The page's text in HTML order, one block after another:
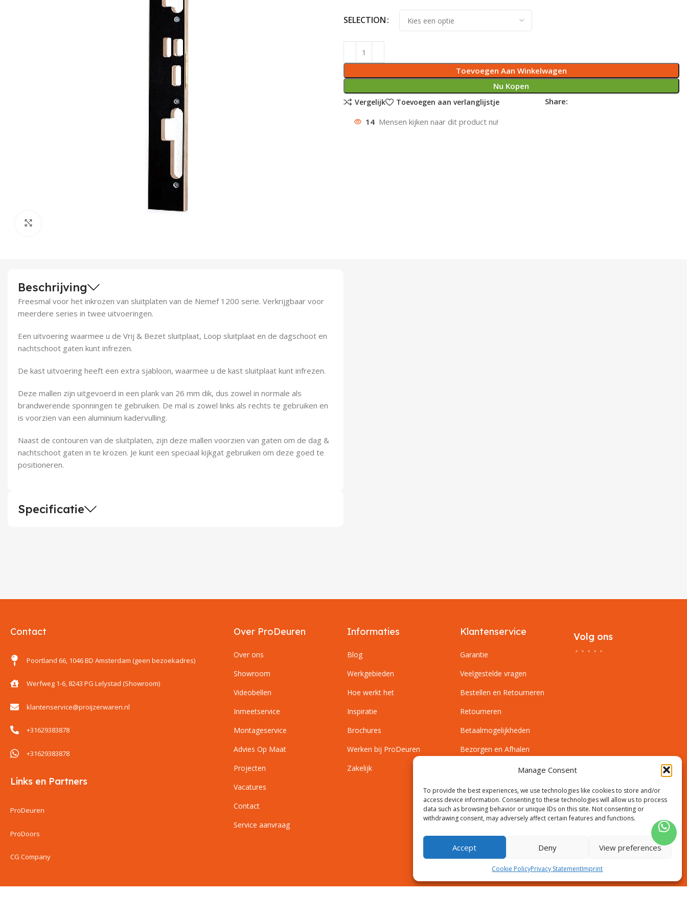
Manage Consent
To provide the best experiences, we use technologies like cookies to store and/or
access device information. Consenting to these technologies will allow us to process
data such as browsing behavior or unique IDs on this site. Not consenting or
withdrawing consent, may adversely affect certain features and functions.
Accept Deny View preferences
Cookie PolicyPrivacy StatementImprint
SELECTION
Toevoegen Aan Winkelwagen
Nu Kopen
Vergelijk Toevoegen aan verlanglijstje Share:
14 Mensen kijken naar dit product nu!
Beschrijving
Freesmal voor het inkrozen van sluitplaten van de Nemef 1200 serie. Verkrijgbaar voor
meerdere series in twee uitvoeringen.
Een uitvoering waarmee u de Vrij & Bezet sluitplaat, Loop sluitplaat en de dagschoot en
nachtschoot gaten kunt infrezen.
De kast uitvoering heeft een extra sjabloon, waarmee u de kast sluitplaat kunt infrezen.
Deze mallen zijn uitgevoerd in een plank van 26 mm dik, dus zowel in normale als
brandwerende sponningen te gebruiken. De mal is zowel links als rechts te gebruiken en
is voorzien van een aluminium kadervulling.
Naast de contouren van de sluitplaten, zijn deze mallen voorzien van gaten om de dag &
nachtschoot gaten in te krozen. Je kunt een speciaal kijkgat gebruiken om deze goed te
positioneren.
Specificatie
Contact
Poortland 66, 1046 BD Amsterdam (geen bezoekadres)
Werfweg 1-6, 8243 PG Lelystad (Showroom)
klantenservice@proijzerwaren.nl
+31629383878
+31629383878
Links en Partners
ProDeuren
ProDoors
CG Company
Over ProDeuren
Over ons
Showroom
Videobellen
Inmeetservice
Montageservice
Advies Op Maat
Projecten
Vacatures
Contact
Service aanvraag
Informaties
Blog
Werkgebieden
Hoe werkt het
Inspiratie
Brochures
Werken bij ProDeuren
Zakelijk
Klantenservice
Garantie
Veelgestelde vragen
Bestellen en Retourneren
Retourneren
Betaalmogelijkheden
Bezorgen en Afhalen
Leveringsvoorwaarden
Montagevoorwaarden
Inmeetservice Voorwaarden
Volg ons